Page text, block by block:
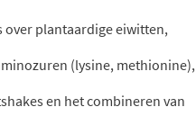
over plantaardige eiwitten,
(lysine, methionine),
en het combineren van